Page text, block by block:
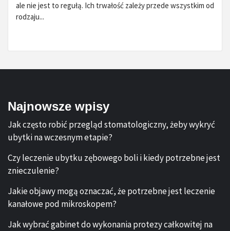
ale nie jest to regułą. Ich trwałość zależy przede wszystkim od
rodzaju...
Najnowsze wpisy
Jak często robić przegląd stomatologiczny, żeby wykryć
ubytki na wczesnym etapie?
Czy leczenie ubytku zębowego boli i kiedy potrzebne jest
znieczulenie?
Jakie objawy mogą oznaczać, że potrzebne jest leczenie
kanałowe pod mikroskopem?
Jak wybrać gabinet do wykonania protezy całkowitej na